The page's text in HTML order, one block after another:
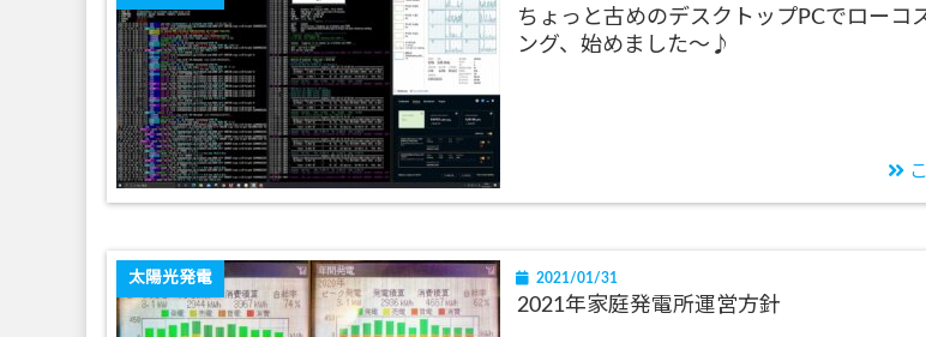
ちょっと古めのデスクトップPCでローコ
ング、始めました～♪
太陽光発電 2021/01/31
2021年家庭発電所運営方針